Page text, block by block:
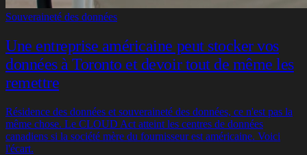
Souveraineté des données
Une entreprise américaine peut stocker vos
données à Toronto et devoir tout de même les
remettre
Résidence des données et souveraineté des données, ce n'est pas la
même chose. Le CLOUD Act atteint les centres de données
canadiens si la société mère du fournisseur est américaine. Voici
l'écart.